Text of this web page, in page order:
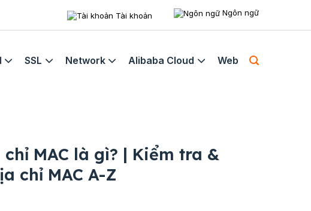
Tài khoản Ngôn ngữ
SSL Network Alibaba Cloud Web
MAC là gì? | Kiểm tra &
chỉ MAC A-Z